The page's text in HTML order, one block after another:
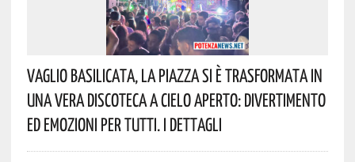
Vaglio Basilicata, La Piazza Si È Trasformata In
Una Vera Discoteca A Cielo Aperto: Divertimento
Ed Emozioni Per Tutti. I Dettagli